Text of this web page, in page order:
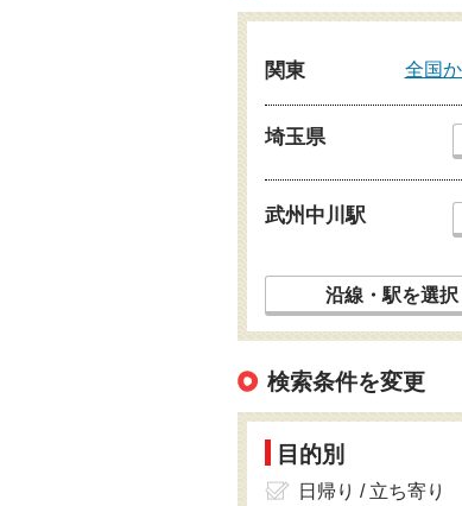
関東 全国
埼玉県
武州中川駅
沿線・駅を選択
検索条件を変更
目的別
日帰り / 立ち寄り